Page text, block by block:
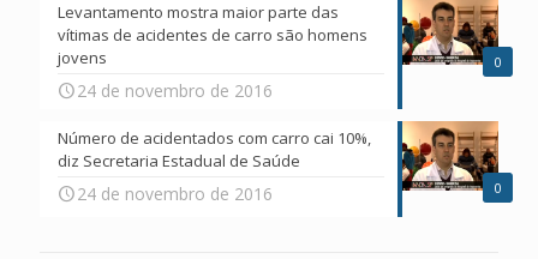
0
Levantamento mostra maior parte das
vítimas de acidentes de carro são homens
jovens
24 de novembro de 2016
0
Número de acidentados com carro cai 10%,
diz Secretaria Estadual de Saúde
24 de novembro de 2016